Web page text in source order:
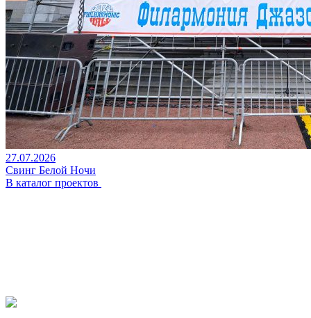
27.07.2026
Свинг Белой Ночи
В каталог проектов